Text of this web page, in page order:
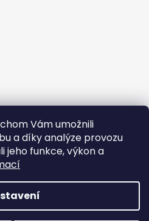
Vám umožnili
a díky analýze provozu
jeho funkce, výkon a